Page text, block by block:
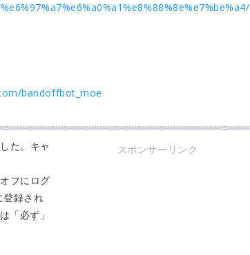
bandoffbot_moe
スポンサーリンク
た。キャ
フにログ
録され
「必ず」